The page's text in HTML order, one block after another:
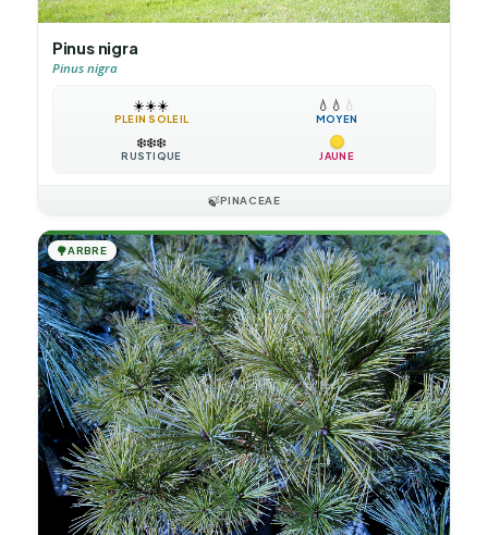
Pinus nigra
Pinus nigra
☀️☀️☀️
PLEIN SOLEIL
💧 💧 💧
MOYEN
❄️❄️❄️
RUSTIQUE JAUNE
🍃PINACEAE
🌳ARBRE